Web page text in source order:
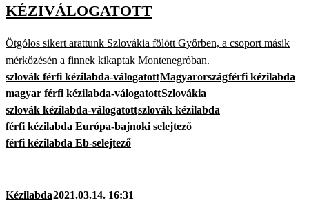
KÉZIVÁLOGATOTT
Ötgólos sikert arattunk Szlovákia fölött Győrben, a csoport másik
mérkőzésén a finnek kikaptak Montenegróban.
szlovák férfi kézilabda-válogatottMagyarországférfi kézilabda
magyar férfi kézilabda-válogatottSzlovákia
szlovák kézilabda-válogatottszlovák kézilabda
férfi kézilabda Európa-bajnoki selejtező
férfi kézilabda Eb-selejtező
Kézilabda2021.03.14. 16:31